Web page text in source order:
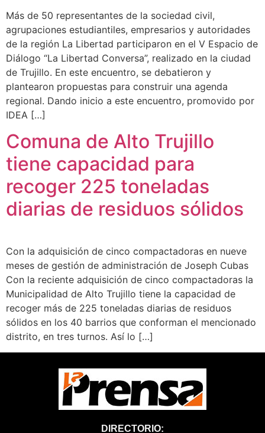
Más de 50 representantes de la sociedad civil,
agrupaciones estudiantiles, empresarios y autoridades
de la región La Libertad participaron en el V Espacio de
Diálogo “La Libertad Conversa”, realizado en la ciudad
de Trujillo. En este encuentro, se debatieron y
plantearon propuestas para construir una agenda
regional. Dando inicio a este encuentro, promovido por
IDEA […]
Comuna de Alto Trujillo
tiene capacidad para
recoger 225 toneladas
diarias de residuos sólidos
Con la adquisición de cinco compactadoras en nueve
meses de gestión de administración de Joseph Cubas
Con la reciente adquisición de cinco compactadoras la
Municipalidad de Alto Trujillo tiene la capacidad de
recoger más de 225 toneladas diarias de residuos
sólidos en los 40 barrios que conforman el mencionado
distrito, en tres turnos. Así lo […]
DIRECTORIO: